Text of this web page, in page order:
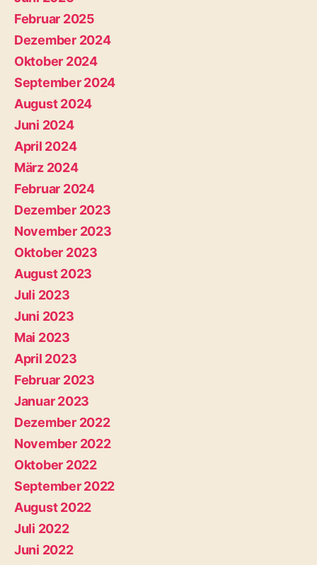
Februar 2025
Dezember 2024
Oktober 2024
September 2024
August 2024
Juni 2024
April 2024
März 2024
Februar 2024
Dezember 2023
November 2023
Oktober 2023
August 2023
Juli 2023
Juni 2023
Mai 2023
April 2023
Februar 2023
Januar 2023
Dezember 2022
November 2022
Oktober 2022
September 2022
August 2022
Juli 2022
Juni 2022